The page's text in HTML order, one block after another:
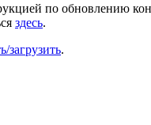
по обновлению
здесь.
загрузить.